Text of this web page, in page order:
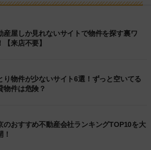
産屋しか見れないサイトで物件を探す裏ワ
【来店不要】
り物件が少ないサイト6選！ずっと空いてる
物件は危険？
のおすすめ不動産会社ランキングTOP10を大
！